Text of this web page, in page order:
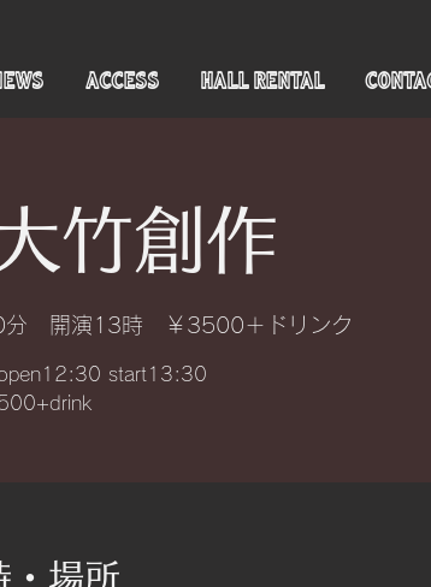
ACCESS HALL RENTAL
竹創作
分 開演13時 ￥3500＋ドリンク
start13:30
¥3500+drink
・場所